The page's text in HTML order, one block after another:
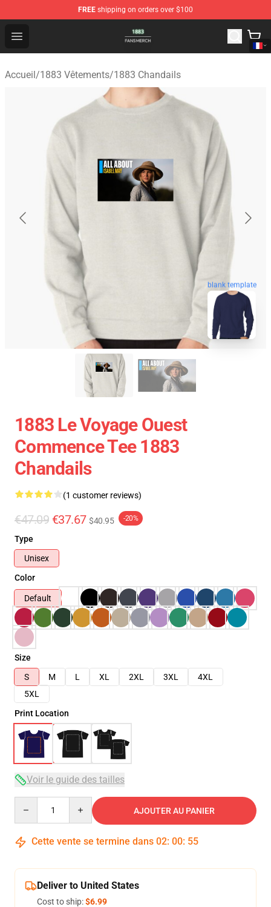
FREE shipping on orders over $100
Open menu
1883 Shop - Official 1883 Merchandise Store
Accueil/1883 Vêtements/1883 Chandails
blank template
1883 Le Voyage Ouest
Commence Tee 1883
Chandails
(1 customer reviews)
€47.09 €37.67 $40.95 -20%
Type
Unisex
Color
Default
Size
S
M L XL 2XL 3XL
4XL
5XL
Print Location
Voir le guide des tailles
AJOUTER AU PANIER
Cette vente se termine dans 02: 00: 54
Deliver to United States
Cost to ship:$6.99